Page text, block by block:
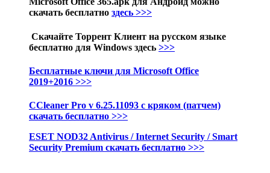
скачать бесплатно здесь >>>
Скачайте Торрент Клиент на русском языке
бесплатно для Windows здесь >>>
Бесплатные ключи для Microsoft Office
2019+2016 >>>
CCleaner Pro v 6.25.11093 с кряком (патчем)
скачать бесплатно >>>
ESET NOD32 Antivirus / Internet Security / Smart
Security Premium cкачать бесплатно >>>